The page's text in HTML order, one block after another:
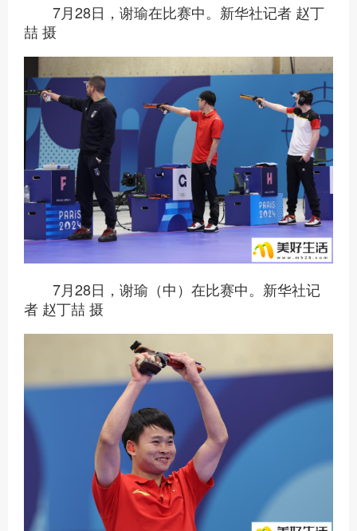
7月28日，谢瑜在比赛中。新华社记者 赵丁
喆 摄
7月28日，谢瑜（中）在比赛中。新华社记
者 赵丁喆 摄